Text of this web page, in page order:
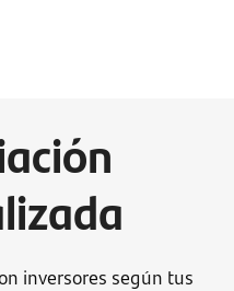
inversores según tus